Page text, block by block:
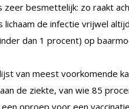
besmettelijk: zo raakt
de infectie vrijwel
dan 1 procent) op
van meest voorkomende
de ziekte, van wie 85
oproep voor een